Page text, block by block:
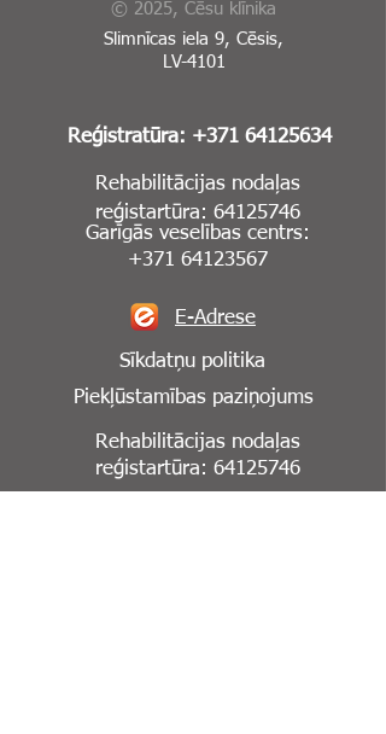
© 2025, Cēsu klīnika
Slimnīcas iela 9, Cēsis,
LV-4101
Reģistratūra: +371 64125634
Rehabilitācijas nodaļas
reģistartūra: 64125746
Garīgās veselības centrs:
+371 64123567
E-Adrese
Sīkdatņu politika
Piekļūstamības paziņojums
Rehabilitācijas nodaļas
reģistartūra: 64125746